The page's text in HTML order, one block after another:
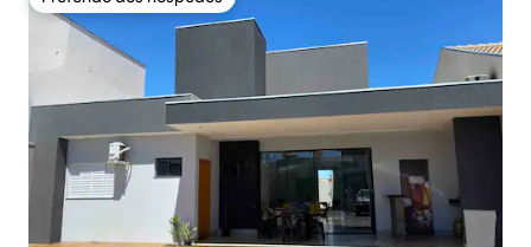
Preferido dos hóspedes